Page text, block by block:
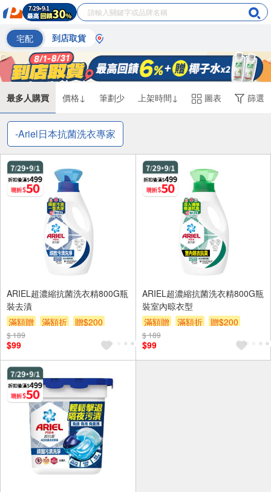
宅配 到店取貨
最多人購買 價格↓ 筆劃少 上架時間↓ 圖表 篩選
-Ariel日本抗菌洗衣專家
ARIEL超濃縮抗菌洗衣精800G瓶
裝去漬
滿額贈
滿額折 贈$200
$ 189
$99
ARIEL超濃縮抗菌洗衣精800G瓶
裝室內晾衣型
滿額贈
滿額折 贈$200
$ 189
$99